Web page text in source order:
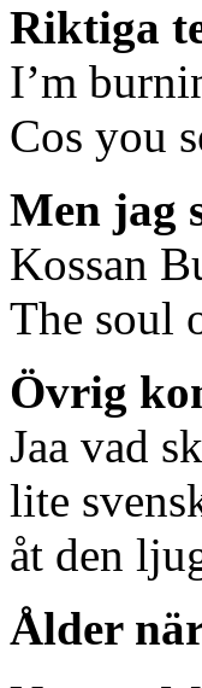
Riktiga
I’m
Cos you
Men jag
Kossan
The soul
Övrig
Jaa vad
lite
åt den
Ålder